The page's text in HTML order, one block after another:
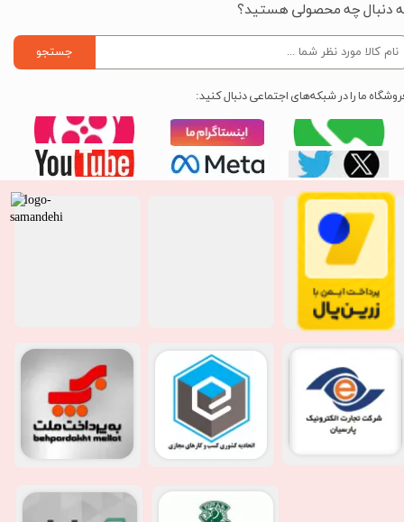
دنبال چه محصولی هستید؟
جستجو
ما را در شبکه‌های اجتماعی دنبال کنید: